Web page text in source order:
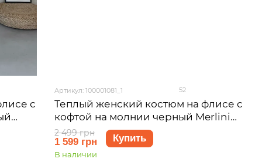
с
42-
Артикул: 100001081_1 52
Теплый женский костюм на флисе с
кофтой на молнии черный Merlini
Анже 100001081, размер 42-44 (S-M)
2 499 грн
1 599 грн Купить
В наличии